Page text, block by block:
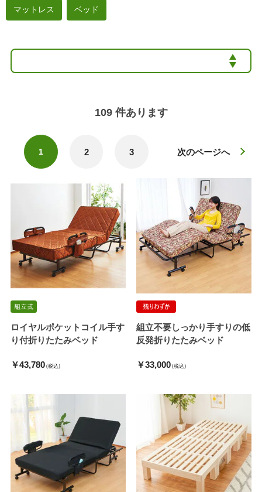
マットレス ベッド
109 件あります
1 2 3 次のページへ
ロイヤルポケットコイル手す
り付折りたたみベッド
￥43,780 (税込)
組立不要しっかり手すりの低
反発折りたたみベッド
￥33,000 (税込)